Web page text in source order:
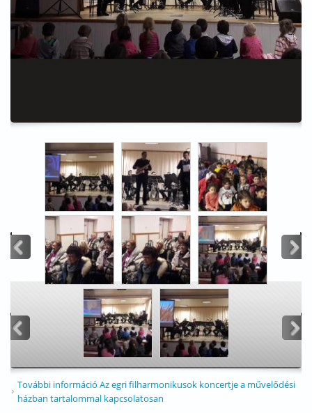
További információ Az egri filharmonikusok koncertje a művelődési
házban tartalommal kapcsolatosan